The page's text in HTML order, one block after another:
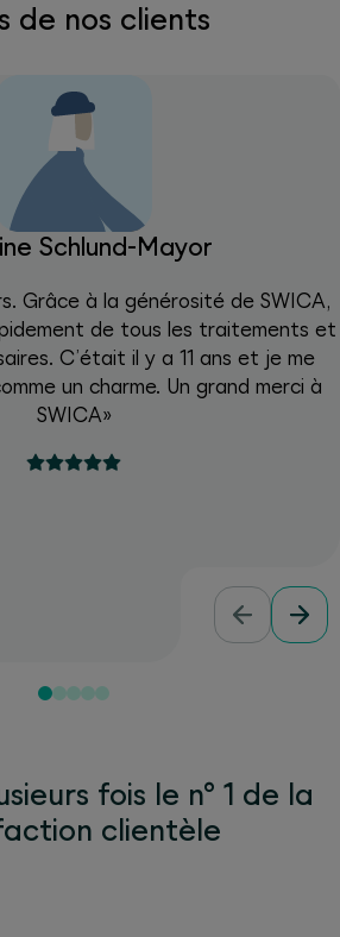
de nos clients
Schlund-Mayor
Grâce à la générosité de SWICA,
de tous les traitements et
C’était il y a 11 ans et je me
un charme. Un grand merci à
SWICA»
fois le n° 1 de la
clientèle